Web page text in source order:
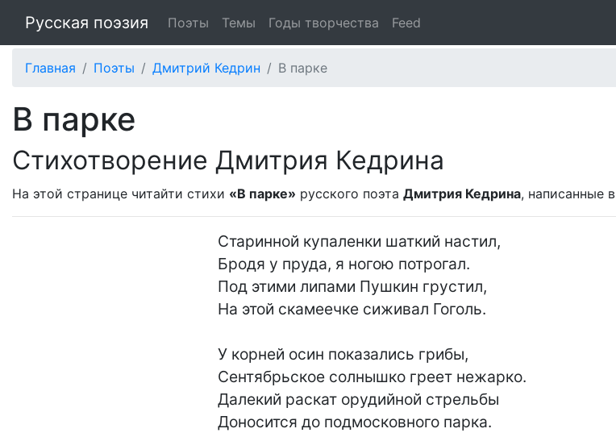
Русская поэзия Поэты Темы Годы творчества Feed
Главная Поэты Дмитрий Кедрин В парке
В парке
Стихотворение Дмитрия Кедрина
На этой странице читайти стихи «В парке» русского поэта Дмитрия Кедрина, написанные в
Старинной купаленки шаткий настил,
Бродя у пруда, я ногою потрогал.
Под этими липами Пушкин грустил,
На этой скамеечке сиживал Гоголь.
У корней осин показались грибы,
Сентябрьское солнышко греет нежарко.
Далекий раскат орудийной стрельбы
Доносится до подмосковного парка.